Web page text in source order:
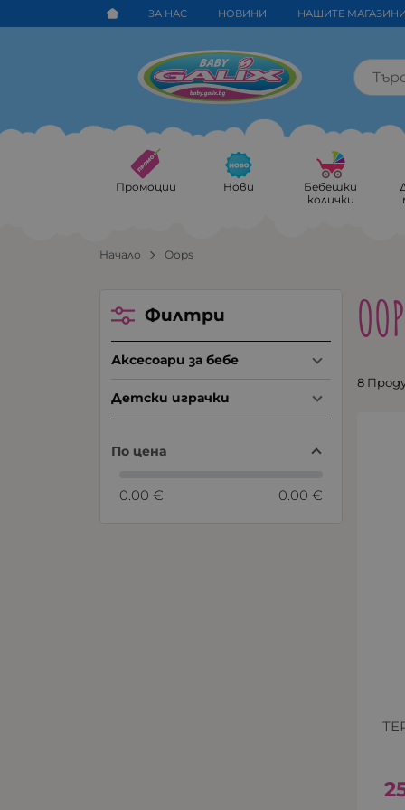
ЗА НАС НОВИНИ НАШИТЕ
Промоции Нови
Бебешки
колички
Начало Oops
8
Филтри
Аксесоари за бебе
Детски играчки
По цена
0.00 € 0.00 €